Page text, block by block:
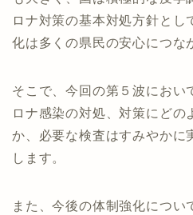
ロナ対策の基本対処方針とし
化は多くの県民の安心につな
そこで、今回の第５波におい
ロナ感染の対処、対策にどの
か、必要な検査はすみやかに
します。
また、今後の体制強化につい